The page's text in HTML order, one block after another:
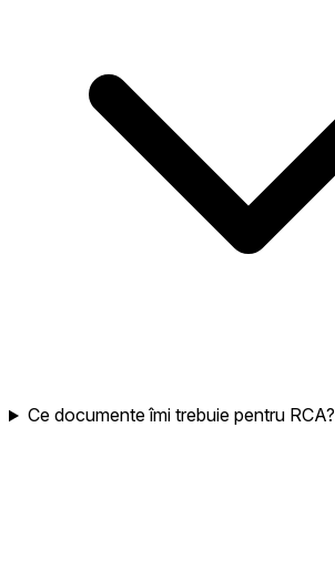
Ce documente îmi trebuie pentru RCA?